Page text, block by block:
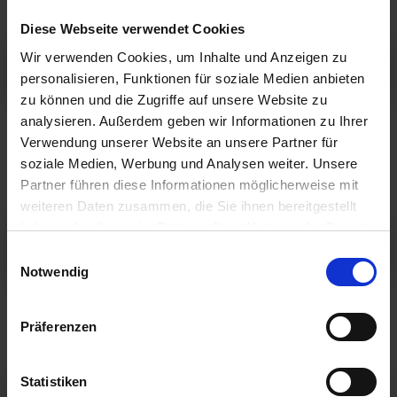
Diese Webseite verwendet Cookies
Wir verwenden Cookies, um Inhalte und Anzeigen zu
personalisieren, Funktionen für soziale Medien anbieten
zu können und die Zugriffe auf unsere Website zu
analysieren. Außerdem geben wir Informationen zu Ihrer
Verwendung unserer Website an unsere Partner für
soziale Medien, Werbung und Analysen weiter. Unsere
Partner führen diese Informationen möglicherweise mit
weiteren Daten zusammen, die Sie ihnen bereitgestellt
haben oder die sie im Rahmen Ihrer Nutzung der Dienste
Notwendig
Präferenzen
Statistiken
Einkommensteuer
Stromverkauf an Wohnraummieter:
Drei Modelle und ihre steuerlichen
Folgen
Häufig stellt sich dann die
Steuerfalle werden